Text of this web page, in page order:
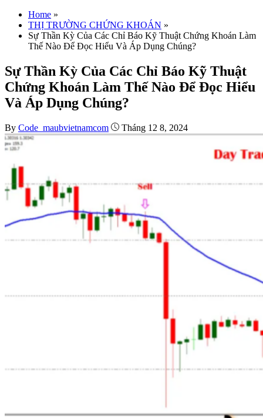
Home »
THỊ TRƯỜNG CHỨNG KHOÁN »
Sự Thần Kỳ Của Các Chỉ Báo Kỹ Thuật Chứng Khoán Làm
Thế Nào Để Đọc Hiểu Và Áp Dụng Chúng?
Sự Thần Kỳ Của Các Chỉ Báo Kỹ Thuật
Chứng Khoán Làm Thế Nào Để Đọc Hiểu
Và Áp Dụng Chúng?
By Code_maubvietnamcom Tháng 12 8, 2024